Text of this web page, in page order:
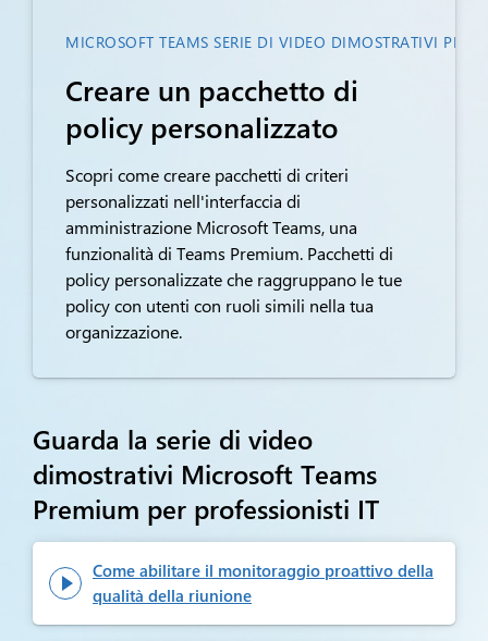
MICROSOFT TEAMS SERIE DI VIDEO DIMOSTRATIVI
Creare un pacchetto di
policy personalizzato
Scopri come creare pacchetti di criteri
personalizzati nell'interfaccia di
amministrazione Microsoft Teams, una
funzionalità di Teams Premium. Pacchetti di
policy personalizzate che raggruppano le tue
policy con utenti con ruoli simili nella tua
organizzazione.
Guarda la serie di video
dimostrativi Microsoft Teams
Premium per professionisti IT

Come abilitare il monitoraggio proattivo della
qualità della riunione